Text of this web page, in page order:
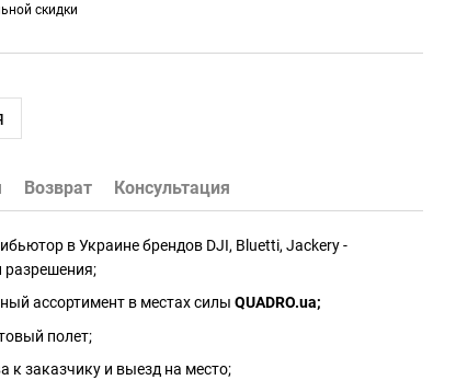
скидки
Возврат Консультация
в Украине брендов DJI, Bluetti, Jackery -
разрешения;
ассортимент в местах силы QUADRO.ua;
полет;
к заказчику и выезд на место;